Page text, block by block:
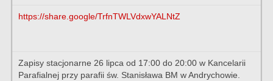
https://share.google/TrfnTWLVdxwYALNtZ
Zapisy stacjonarne 26 lipca od 17:00 do 20:00 w Kancelarii
Parafialnej przy parafii św. Stanisława BM w Andrychowie.